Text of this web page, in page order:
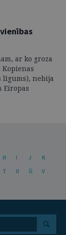
ar ko groza
līgums), nebija
Eiropas
H I J
K
T U Ū
V